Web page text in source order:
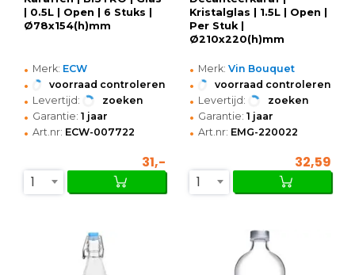
| 0.5L | Open | 6 Stuks |
Ø78x154(h)mm
• Merk: ECW
• voorraad controleren
• Levertijd: zoeken
• Garantie: 1 jaar
• Art.nr: ECW-007722
31,-
1
Kristalglas | 1.5L | Open |
Per Stuk |
Ø210x220(h)mm
• Merk: Vin Bouquet
• voorraad controleren
• Levertijd: zoeken
• Garantie: 1 jaar
• Art.nr: EMG-220022
32,59
1